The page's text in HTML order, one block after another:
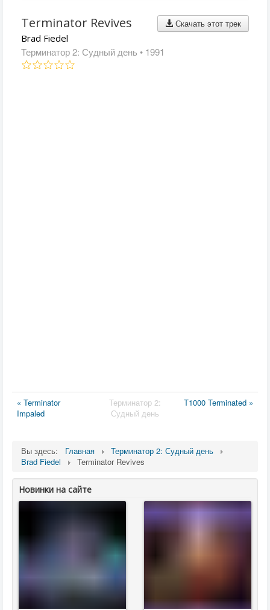
Скачать этот трек
Terminator Revives
Brad Fiedel
Терминатор 2: Судный день • 1991
« Terminator
Impaled
Терминатор 2:
Судный день
T1000 Terminated »
Вы здесь: Главная
Терминатор 2: Судный день
Brad Fiedel
Terminator Revives
Новинки на сайте